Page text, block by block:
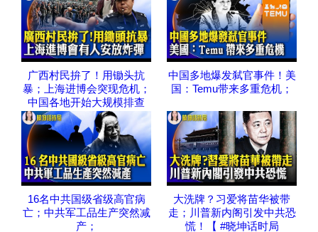
广西村民拚了！用锄头抗
暴；上海进博会突现危机；
中国各地开始大规模排查
中国多地爆发弑官事件！美
国：Temu带来多重危机；
16名中共国级省级高官病
亡；中共军工品生产突然减
产；
大洗牌？习爱将苗华被带
走；川普新内阁引发中共恐
慌！【 #晓坤话时局